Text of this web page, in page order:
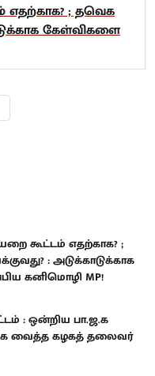
எதற்காக? ; தவெக
கேள்விகளை
கூட்டம் எதற்காக? ;
: அடுக்காடுக்காக
கனிமொழி MP!
: ஒன்றிய பா.ஜ.க
வைத்த கழகத் தலைவர்